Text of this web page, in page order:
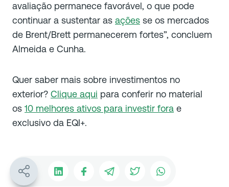
avaliação permanece favorável, o que pode
continuar a sustentar as ações se os mercados
de Brent/Brett permanecerem fortes”, concluem
Almeida e Cunha.
Quer saber mais sobre investimentos no
exterior? Clique aqui para conferir no material
os 10 melhores ativos para investir fora e
exclusivo da EQI+.